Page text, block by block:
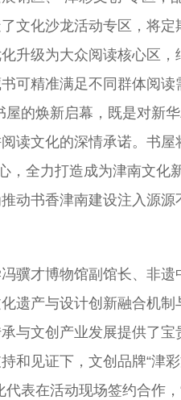
文化沙龙活动专区，将定
升级为大众阅读核心区，
可精准满足不同群体阅读
屋的焕新启幕，既是对新
读文化的深情承诺。书屋
，全力打造成为津南文化
动书香津南建设注入源源
才博物馆副馆长、非遗
遗产与设计创新融合机制
与文创产业发展提供了宝
和见证下，文创品牌“津
代表在活动现场签约合作，